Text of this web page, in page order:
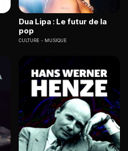
Dua Lipa : Le futur de la
pop
CULTURE MUSIQUE